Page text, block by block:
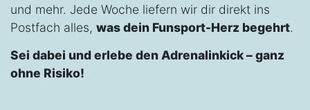
und mehr. Jede Woche liefern wir dir direkt ins
Postfach alles, was dein Funsport-Herz begehrt.
Sei dabei und erlebe den Adrenalinkick – ganz
ohne Risiko!